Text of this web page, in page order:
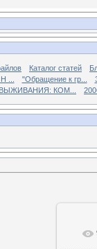
Каталог статей
... "Обращение к гр...
КОМ...